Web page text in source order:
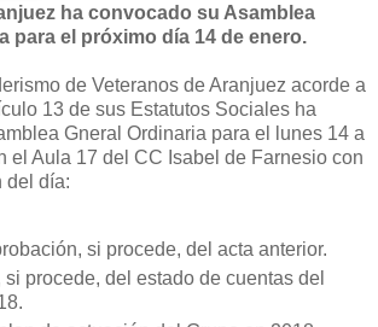
ha convocado su Asamblea
para el próximo día 14 de enero.
de Veteranos de Aranjuez acorde a
13 de sus Estatutos Sociales ha
Gneral Ordinaria para el lunes 14 a
el Aula 17 del CC Isabel de Farnesio con
del día:
si procede, del acta anterior.
procede, del estado de cuentas del